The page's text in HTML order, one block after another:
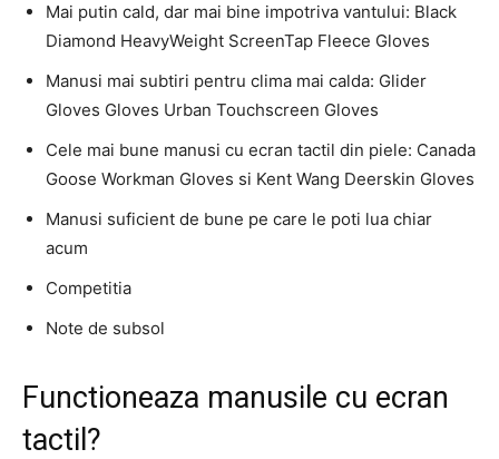
Mai putin cald, dar mai bine impotriva vantului: Black
Diamond HeavyWeight ScreenTap Fleece Gloves
Manusi mai subtiri pentru clima mai calda: Glider
Gloves Gloves Urban Touchscreen Gloves
Cele mai bune manusi cu ecran tactil din piele: Canada
Goose Workman Gloves si Kent Wang Deerskin Gloves
Manusi suficient de bune pe care le poti lua chiar
acum
Competitia
Note de subsol
Functioneaza manusile cu ecran
tactil?